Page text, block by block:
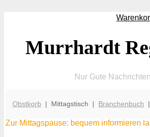
Murrhardt
Nur Gute Nachrichten
Obstkorb | Mittagstisch | Branchenbuch |
Zur Mittagspause: bequem informieren